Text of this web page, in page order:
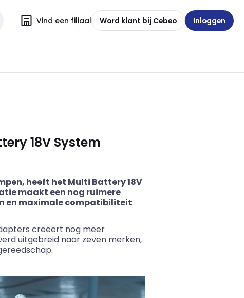
Vind een filiaal Word klant bij Cebeo Inloggen
18V System
heeft het Multi Battery 18V
maakt een nog ruimere
en maximale compatibiliteit
creëert nog meer
uitgebreid naar zeven merken,